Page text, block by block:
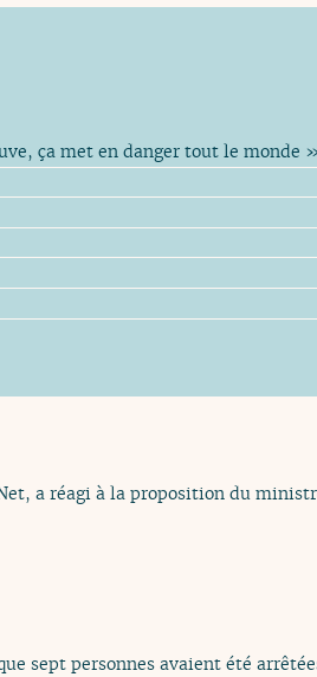
ça met en danger tout le monde
a réagi à la proposition du
sept personnes avaient été